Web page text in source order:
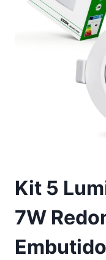
Kit 5
7W